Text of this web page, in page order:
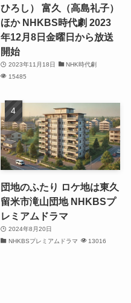
ひろし） 富久（高島礼子）
ほか NHKBS時代劇 2023
年12月8日金曜日から放送
開始
2023年11月18日
NHK時代劇
15485
団地のふたり ロケ地は東久
留米市滝山団地 NHKBSプ
レミアムドラマ
2024年8月20日
NHKBSプレミアムドラマ
13016